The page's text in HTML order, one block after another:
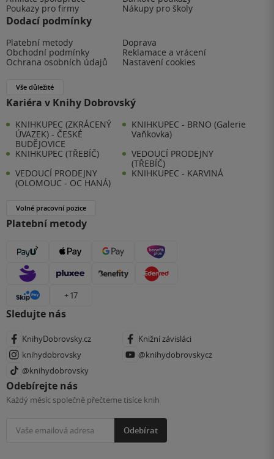
Poukazy pro firmy
Nákupy pro školy
Dodací podmínky
Platební metody
Doprava
Obchodní podmínky
Reklamace a vrácení
Ochrana osobních údajů
Nastavení cookies
Vše důležité
Kariéra v Knihy Dobrovský
KNIHKUPEC (ZKRÁCENÝ
ÚVAZEK) - ČESKÉ
BUDĚJOVICE
KNIHKUPEC - BRNO (Galerie
Vaňkovka)
KNIHKUPEC (TŘEBÍČ)
VEDOUCÍ PRODEJNY
(TŘEBÍČ)
VEDOUCÍ PRODEJNY
(OLOMOUC - OC HANÁ)
KNIHKUPEC - KARVINÁ
Volné pracovní pozice
Platební metody
+ 17
Sledujte nás
KnihyDobrovsky.cz
Knižní závisláci
knihydobrovsky
@knihydobrovskycz
@knihydobrovsky
Odebírejte nás
Každý měsíc společně přečteme tisíce knih
Odebírat